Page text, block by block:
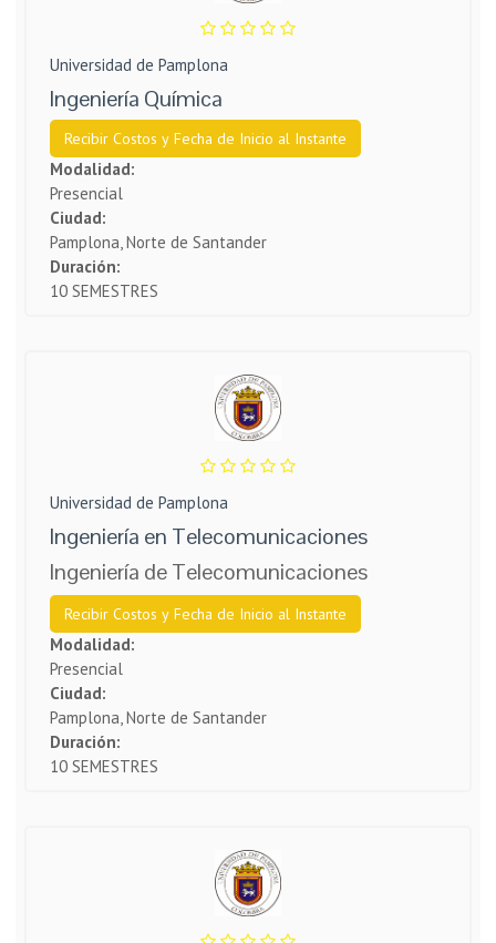
Universidad de Pamplona
Ingeniería Química
Recibir Costos y Fecha de Inicio al Instante
Modalidad:
Presencial
Ciudad:
Pamplona, Norte de Santander
Duración:
10 SEMESTRES
Universidad de Pamplona
Ingeniería en Telecomunicaciones
Ingeniería de Telecomunicaciones
Recibir Costos y Fecha de Inicio al Instante
Modalidad:
Presencial
Ciudad:
Pamplona, Norte de Santander
Duración:
10 SEMESTRES